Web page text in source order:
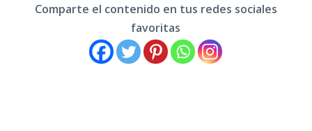
Comparte el contenido en tus redes sociales
favoritas